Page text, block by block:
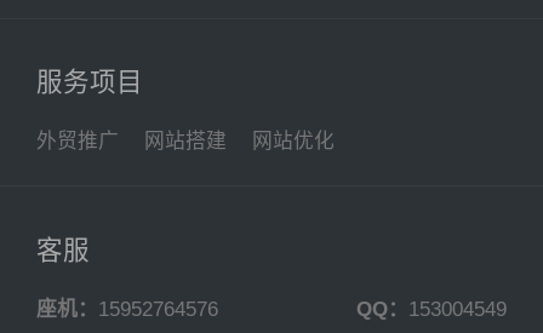
服务项目
外贸推广 网站搭建 网站优化
客服
座机： 15952764576 QQ： 153004549